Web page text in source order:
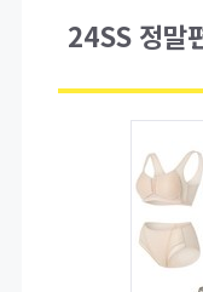
24SS 정말